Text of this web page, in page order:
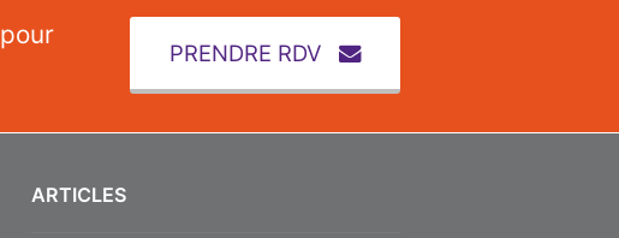
PRENDRE RDV
ARTICLES